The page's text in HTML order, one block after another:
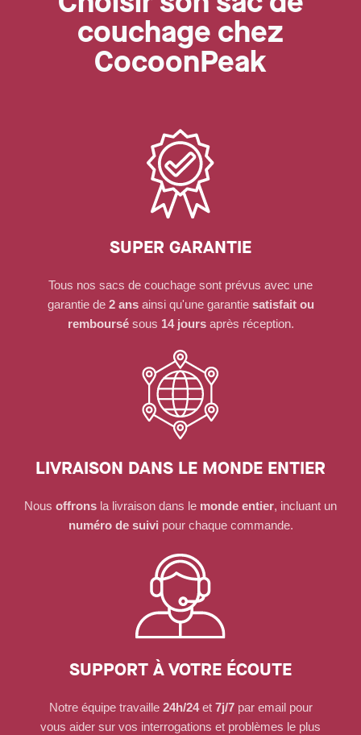
couchage chez
CocoonPeak
SUPER GARANTIE
Tous nos sacs de couchage sont prévus avec une
garantie de 2 ansainsi qu'une garantie satisfait ou
remboursésous 14 joursaprès réception.
LIVRAISON DANS LE MONDE ENTIER
Nous offrons la livraison dans le monde entier, incluant un
numéro de suivi pour chaque commande.
SUPPORT À VOTRE ÉCOUTE
Notre équipe travaille 24h/24et 7j/7par email pour
vous aider sur vos interrogations et problèmes le plus